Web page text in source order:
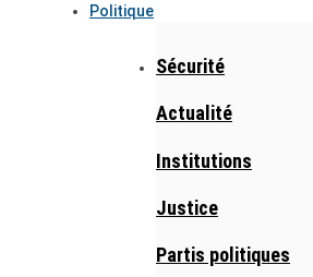
Politique
Sécurité
Actualité
Institutions
Justice
Partis politiques